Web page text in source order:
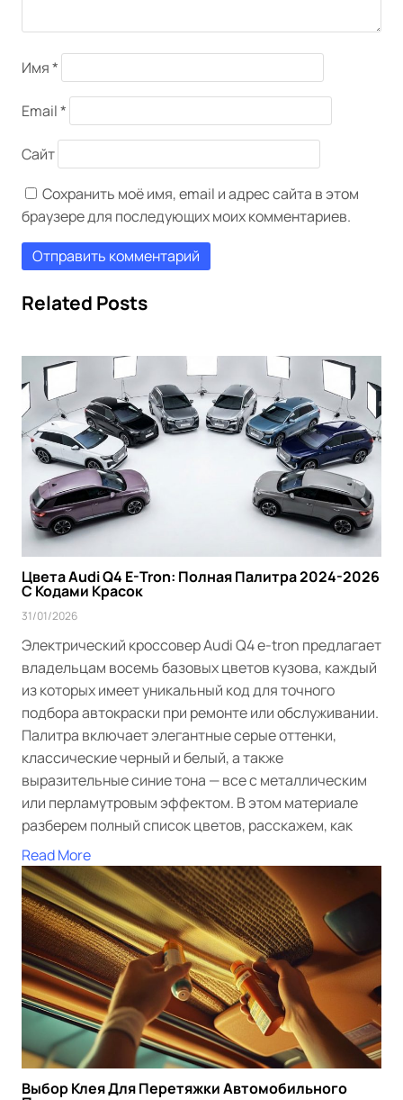
Имя*
Email*
Сайт
Сохранить моё имя, email и адрес сайта в этом
браузере для последующих моих комментариев.
Related Posts
Цвета Audi Q4 E-Tron: Полная Палитра 2024-2026
С Кодами Красок
31/01/2026
Электрический кроссовер Audi Q4 e-tron предлагает
владельцам восемь базовых цветов кузова, каждый
из которых имеет уникальный код для точного
подбора автокраски при ремонте или обслуживании.
Палитра включает элегантные серые оттенки,
классические черный и белый, а также
выразительные синие тона — все с металлическим
или перламутровым эффектом. В этом материале
разберем полный список цветов, расскажем, как
Read More
Выбор Клея Для Перетяжки Автомобильного